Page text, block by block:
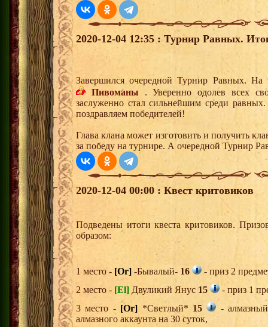
2020-12-04 12:35 : Турнир Равных.
Завершился очередной Турнир Равных.
Пивоманы . Уверенно одолев всех
заслуженно стал сильнейшим среди
поздравляем победителей!
Глава клана может изготовить и получить
за победу на турнире. А очередной Турнир
2020-12-04 00:00 : Квест критовиков
Подведены итоги квеста критовиков.
образом:
1 место - [Or] -Бывалый- 16
- приз 2
2 место - [El] Двуликий Янус 15
- приз 1
3 место - [Or] *Светлый* 15
-
алмазного аккаунта на 30 суток,